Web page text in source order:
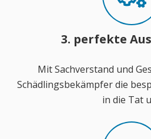
3. perfekte
Mit Sachverstand und
Schädlingsbekämpfer die
in die Tat